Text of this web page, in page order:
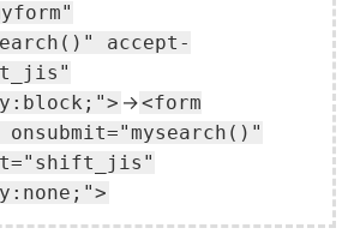
accept-
→<form
onsubmit="mysearch()"